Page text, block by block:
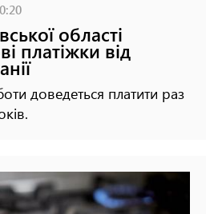
області
платіжки від
доведеться платити раз